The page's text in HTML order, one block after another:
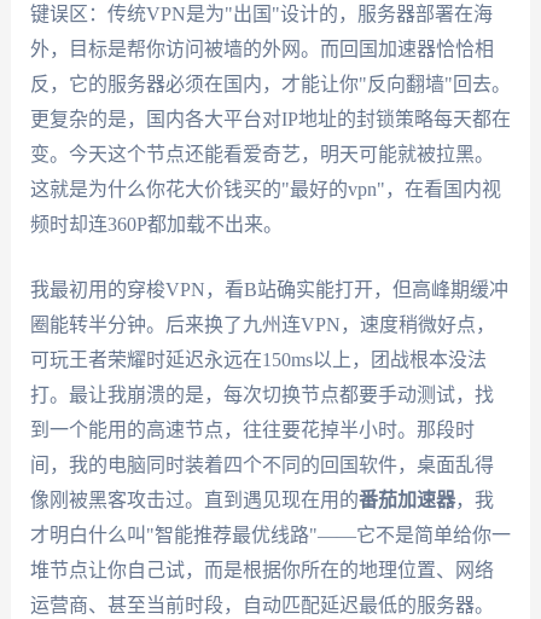
键误区：传统VPN是为"出国"设计的，服务器部署在海
外，目标是帮你访问被墙的外网。而回国加速器恰恰相
反，它的服务器必须在国内，才能让你"反向翻墙"回去。
更复杂的是，国内各大平台对IP地址的封锁策略每天都在
变。今天这个节点还能看爱奇艺，明天可能就被拉黑。
这就是为什么你花大价钱买的"最好的vpn"，在看国内视
频时却连360P都加载不出来。
我最初用的穿梭VPN，看B站确实能打开，但高峰期缓冲
圈能转半分钟。后来换了九州连VPN，速度稍微好点，
可玩王者荣耀时延迟永远在150ms以上，团战根本没法
打。最让我崩溃的是，每次切换节点都要手动测试，找
到一个能用的高速节点，往往要花掉半小时。那段时
间，我的电脑同时装着四个不同的回国软件，桌面乱得
像刚被黑客攻击过。直到遇见现在用的番茄加速器，我
才明白什么叫"智能推荐最优线路"——它不是简单给你一
堆节点让你自己试，而是根据你所在的地理位置、网络
运营商、甚至当前时段，自动匹配延迟最低的服务器。